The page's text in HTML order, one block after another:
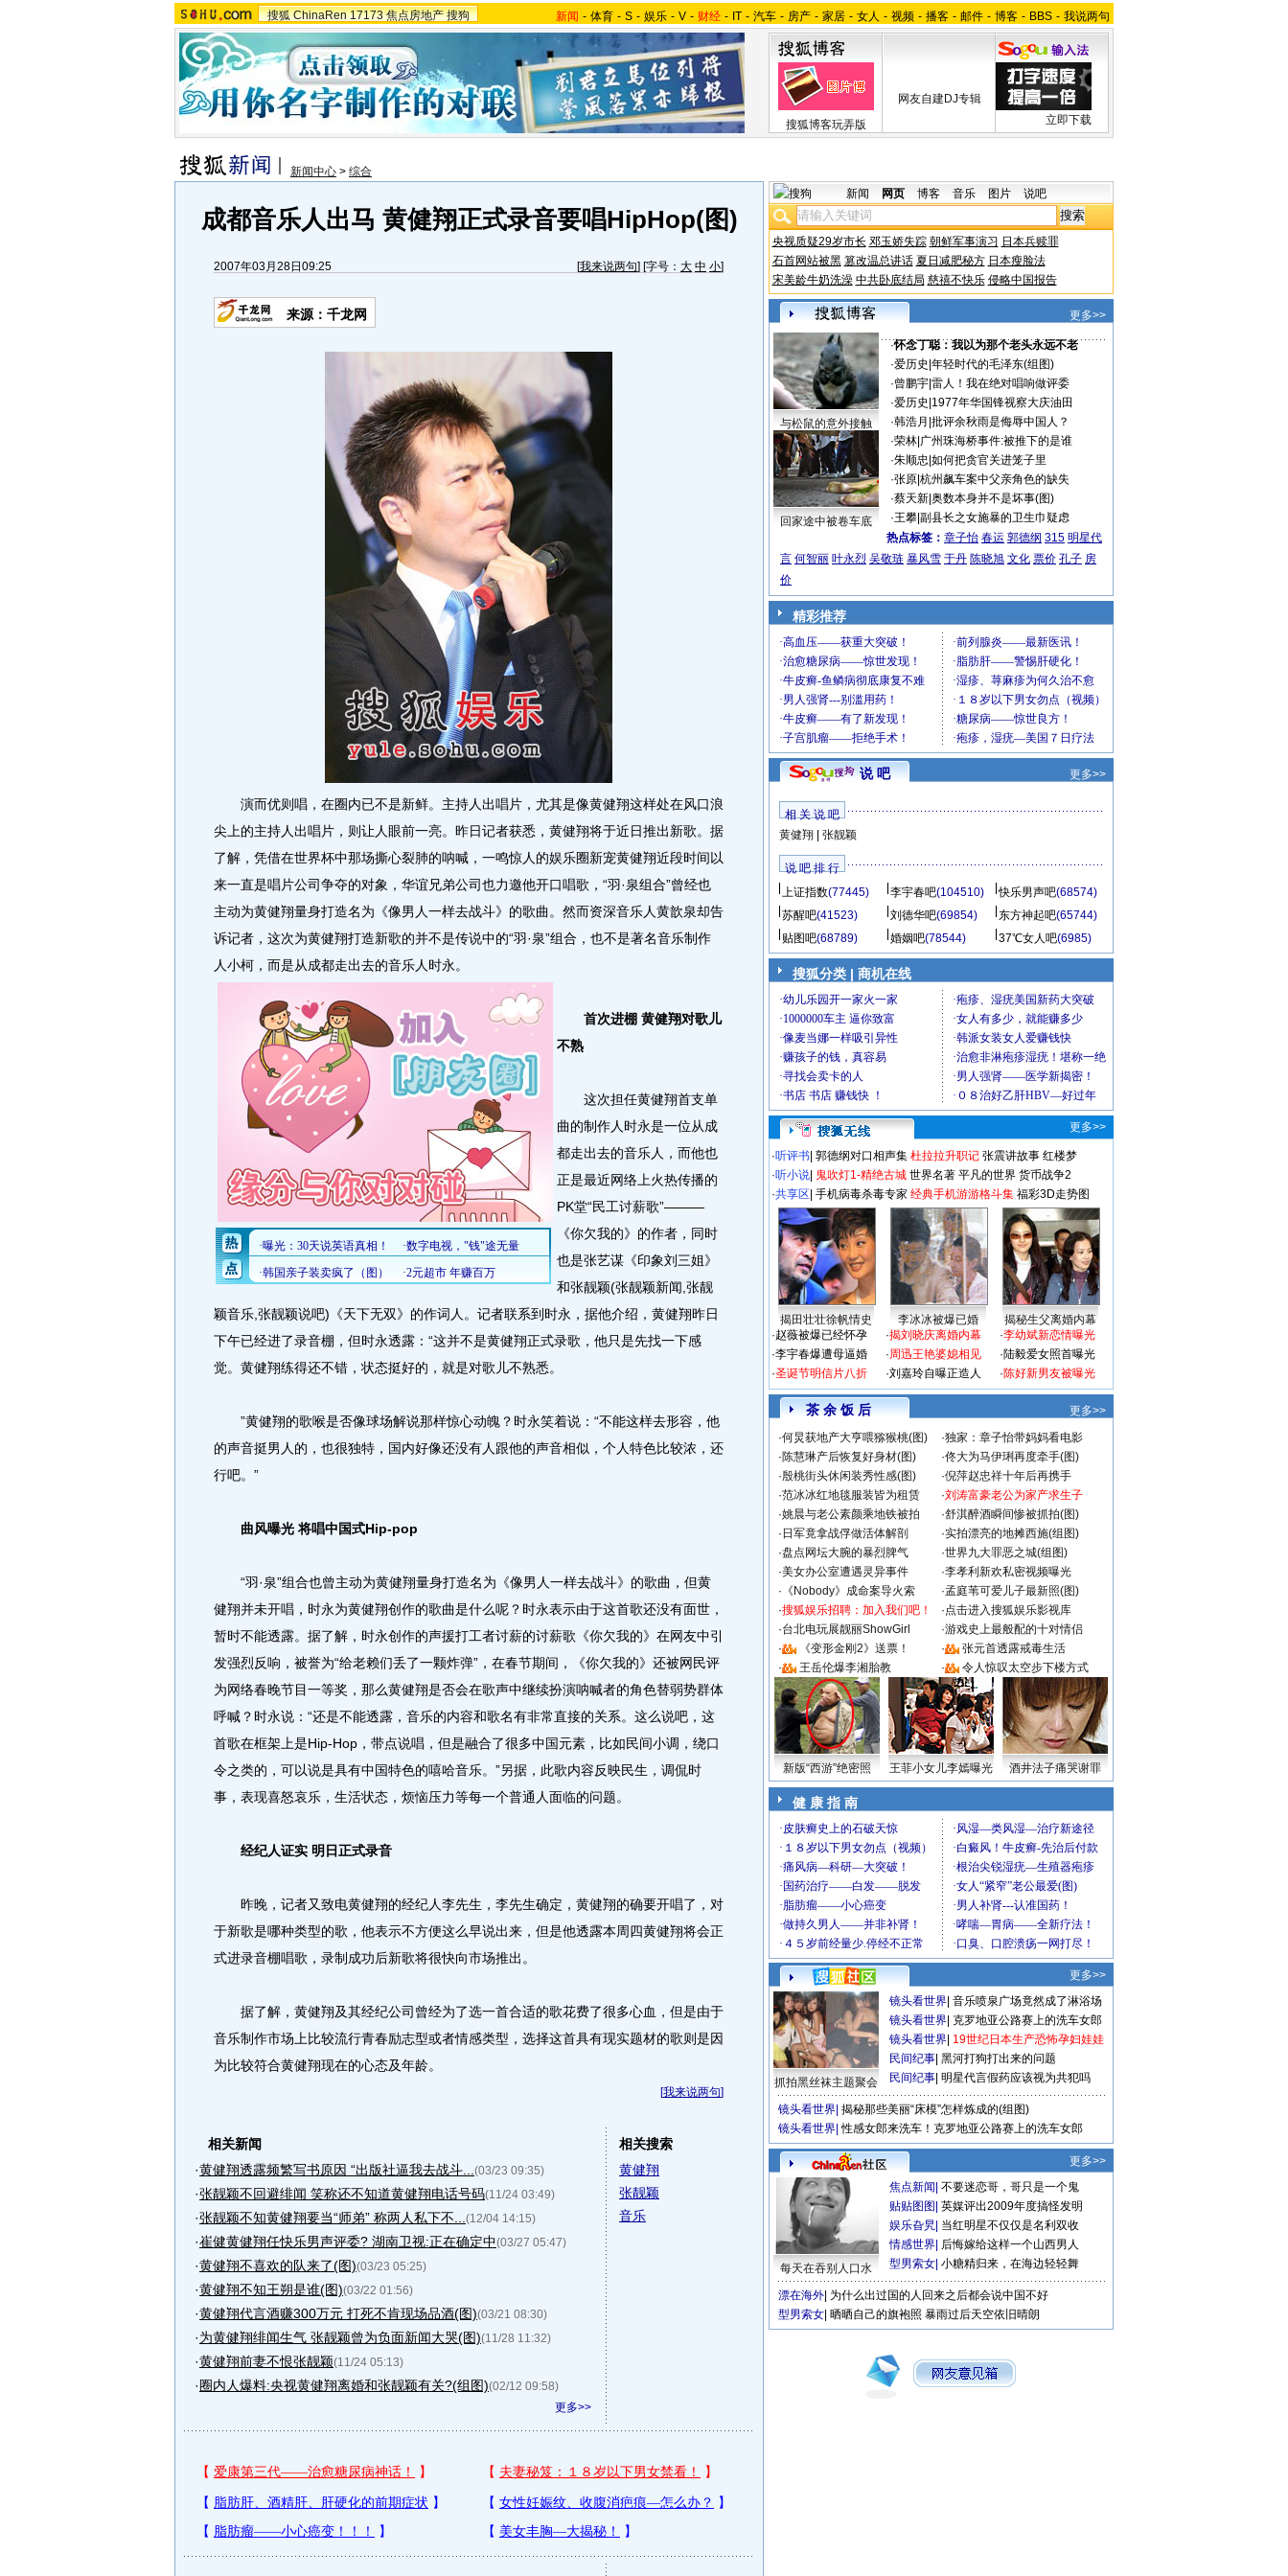
搜狐 ChinaRen 17173 焦点房地产 搜狗 新闻 - 体育 - S - 娱乐 - V - 财经 - IT - 汽车 - 房产 - 家居 - 女人 - 视频 - 播客 - 邮件 - 博客 - BBS - 我说两句
搜狐博客玩弄版
网友自建DJ专辑
立即下载
新闻中心 > 综合
成都音乐人出马 黄健翔正式录音要唱HipHop(图)
2007年03月28日09:25 [我来说两句] [字号： 大 中 小]
来源：千龙网
演而优则唱，在圈内已不是新鲜。主持人出唱片，尤其是像黄健翔这样处在风口浪
尖上的主持人出唱片，则让人眼前一亮。昨日记者获悉，黄健翔将于近日推出新歌。据
了解，凭借在世界杯中那场撕心裂肺的呐喊，一鸣惊人的娱乐圈新宠黄健翔近段时间以
来一直是唱片公司争夺的对象，华谊兄弟公司也力邀他开口唱歌，“羽·泉组合”曾经也
主动为黄健翔量身打造名为《像男人一样去战斗》的歌曲。然而资深音乐人黄歆泉却告
诉记者，这次为黄健翔打造新歌的并不是传说中的“羽·泉”组合，也不是著名音乐制作
人小柯，而是从成都走出去的音乐人时永。
首次进棚 黄健翔对歌儿
不熟
这次担任黄健翔首支单
曲的制作人时永是一位从成
都走出去的音乐人，而他也
正是最近网络上火热传播的
PK堂“民工讨薪歌”———
《你欠我的》的作者，同时
也是张艺谋《印象刘三姐》
和张靓颖(张靓颖新闻,张靓
颖音乐,张靓颖说吧)《天下无双》的作词人。记者联系到时永，据他介绍，黄健翔昨日
下午已经进了录音棚，但时永透露：“这并不是黄健翔正式录歌，他只是先找一下感
觉。黄健翔练得还不错，状态挺好的，就是对歌儿不熟悉。
”黄健翔的歌喉是否像球场解说那样惊心动魄？时永笑着说：“不能这样去形容，他
的声音挺男人的，也很独特，国内好像还没有人跟他的声音相似，个人特色比较浓，还
行吧。”
曲风曝光 将唱中国式Hip-pop
“羽·泉”组合也曾主动为黄健翔量身打造名为《像男人一样去战斗》的歌曲，但黄
健翔并未开唱，时永为黄健翔创作的歌曲是什么呢？时永表示由于这首歌还没有面世，
暂时不能透露。据了解，时永创作的声援打工者讨薪的讨薪歌《你欠我的》在网友中引
发强烈反响，被誉为“给老赖们丢了一颗炸弹”，在春节期间，《你欠我的》还被网民评
为网络春晚节目一等奖，那么黄健翔是否会在歌声中继续扮演呐喊者的角色替弱势群体
呼喊？时永说：“还是不能透露，音乐的内容和歌名有非常直接的关系。这么说吧，这
首歌在框架上是Hip-Hop，带点说唱，但是融合了很多中国元素，比如民间小调，绕口
令之类的，可以说是具有中国特色的嘻哈音乐。”另据，此歌内容反映民生，调侃时
事，表现喜怒哀乐，生活状态，烦恼压力等每一个普通人面临的问题。
经纪人证实 明日正式录音
昨晚，记者又致电黄健翔的经纪人李先生，李先生确定，黄健翔的确要开唱了，对
于新歌是哪种类型的歌，他表示不方便这么早说出来，但是他透露本周四黄健翔将会正
式进录音棚唱歌，录制成功后新歌将很快向市场推出。
据了解，黄健翔及其经纪公司曾经为了选一首合适的歌花费了很多心血，但是由于
音乐制作市场上比较流行青春励志型或者情感类型，选择这首具有现实题材的歌则是因
为比较符合黄健翔现在的心态及年龄。
[我来说两句]
相关新闻
·黄健翔透露频繁写书原因 “出版社逼我去战斗... (03/23 09:35)
·张靓颖不回避绯闻 笑称还不知道黄健翔电话号码(11/24 03:49)
·张靓颖不知黄健翔要当“师弟” 称两人私下不... (12/04 14:15)
·崔健黄健翔任快乐男声评委? 湖南卫视:正在确定中(03/27 05:47)
·黄健翔不喜欢的队来了(图)(03/23 05:25)
·黄健翔不知王朔是谁(图)(03/22 01:56)
·黄健翔代言酒赚300万元 打死不肯现场品酒(图)(03/21 08:30)
·为黄健翔绯闻生气 张靓颖曾为负面新闻大哭(图)(11/28 11:32)
·黄健翔前妻不恨张靓颖(11/24 05:13)
·圈内人爆料:央视黄健翔离婚和张靓颖有关?(组图)(02/12 09:58)
更多>>
相关搜索
黄健翔
张靓颖
音乐
新闻 网页 博客 音乐 图片 说吧
央视质疑29岁市长 邓玉娇失踪 朝鲜军事演习 日本兵赎罪
石首网站被黑 篡改温总讲话 夏日减肥秘方 日本瘦脸法
宋美龄牛奶洗澡 中共卧底结局 慈禧不快乐 侵略中国报告
更多>>
与松鼠的意外接触
回家途中被卷车底
·怀念丁聪：我以为那个老头永远不老
·爱历史 年轻时代的毛泽东(组图)
·曾鹏宇| 雷人！我在绝对唱响做评委
·爱历史 1977年华国锋视察大庆油田
·韩浩月 批评余秋雨是侮辱中国人？
·荣林| 广州珠海桥事件:被推下的是谁
·朱顺忠 如何把贪官关进笼子里
·张原| 杭州飙车案中父亲角色的缺失
·蔡天新| 奥数本身并不是坏事(图)
·王攀| 副县长之女施暴的卫生巾疑虑
热点标签： 章子怡 春运 郭德纲 315 明星代
言 何智丽 叶永烈 吴敬琏 暴风雪 于丹 陈晓旭 文化 票价 孔子 房
价
精彩推荐
说 吧 更多>>
相 关 说 吧
黄健翔
张靓颖
说 吧 排 行
上证指数(77445) 李宇春吧(104510) 快乐男声吧(68574)
苏醒吧(41523) 刘德华吧(69854) 东方神起吧(65744)
贴图吧(68789) 婚姻吧(78544) 37℃女人吧(6985)
搜狐分类 | 商机在线
更多>>
·听评书 郭德纲对口相声集 杜拉拉升职记 张震讲故事 红楼梦
·听小说 鬼吹灯1-精绝古城 世界名著 平凡的世界 货币战争2
·共享区 手机病毒杀毒专家 经典手机游游格斗集 福彩3D走势图
揭田壮壮徐帆情史 李冰冰被爆已婚
揭秘生父离婚内幕
·赵薇被爆已经怀孕
·李宇春爆遭母逼婚
·圣诞节明信片八折
·揭刘晓庆离婚内幕
·周迅王艳婆媳相见
·刘嘉玲自曝正造人
·李幼斌新恋情曝光
·陆毅爱女照首曝光
·陈好新男友被曝光
茶 余 饭 后
更多>>
·何炅获地产大亨喂猕猴桃(图) ·独家：章子怡带妈妈看电影
·陈慧琳产后恢复好身材(图) ·佟大为马伊琍再度牵手(图)
·殷桃街头休闲装秀性感(图) ·倪萍赵忠祥十年后再携手
·范冰冰红地毯服装皆为租赁 ·刘涛富豪老公为家产求生子
·姚晨与老公素颜乘地铁被拍 ·舒淇醉酒瞬间惨被抓拍(图)
· 日军竟拿战俘做活体解剖 ·实拍漂亮的地摊西施(组图)
·盘点网坛大腕的暴烈脾气 ·世界九大罪恶之城(组图)
·美女办公室遭遇灵异事件 ·李孝利新欢私密视频曝光
· 《Nobody》成命案导火索 ·孟庭苇可爱儿子最新照(图)
·搜狐娱乐招聘：加入我们吧！ ·点击进入搜狐娱乐影视库
·台北电玩展靓丽ShowGirl ·游戏史上最般配的十对情侣
·
《变形金刚2》送票！ ·
张元首透露戒毒生活
·
王岳伦爆李湘胎教 · 令人惊叹太空步下楼方式
新版“西游”绝密照 王菲小女儿李嫣曝光 酒井法子痛哭谢罪
健 康 指 南
更多>>
抓拍黑丝袜主题聚会
镜头看世界 音乐喷泉广场竟然成了淋浴场
镜头看世界 克罗地亚公路赛上的洗车女郎
镜头看世界 19世纪日本生产恐怖孕妇娃娃
民间纪事 黑河打狗打出来的问题
民间纪事 明星代言假药应该视为共犯吗
镜头看世界 揭秘那些美丽“床模”怎样炼成的(组图)
镜头看世界 性感女郎来洗车！克罗地亚公路赛上的洗车女郎
更多>>
每天在吞别人口水
焦点新闻 不要迷恋哥，哥只是一个鬼
贴贴图图 英媒评出2009年度搞怪发明
娱乐旮旯 当红明星不仅仅是名利双收
情感世界 后悔嫁给这样一个山西男人
型男索女 小糖精归来，在海边轻轻舞
漂在海外 为什么出过国的人回来之后都会说中国不好
型男索女 晒晒自己的旗袍照 暴雨过后天空依旧晴朗